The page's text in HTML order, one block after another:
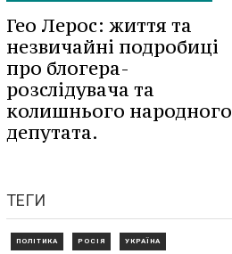
Гео Лерос: життя та
незвичайні подробиці
про блогера-
розслідувача та
колишнього народного
депутата.
ТЕГИ
ПОЛІТИКА РОСІЯ УКРАЇНА